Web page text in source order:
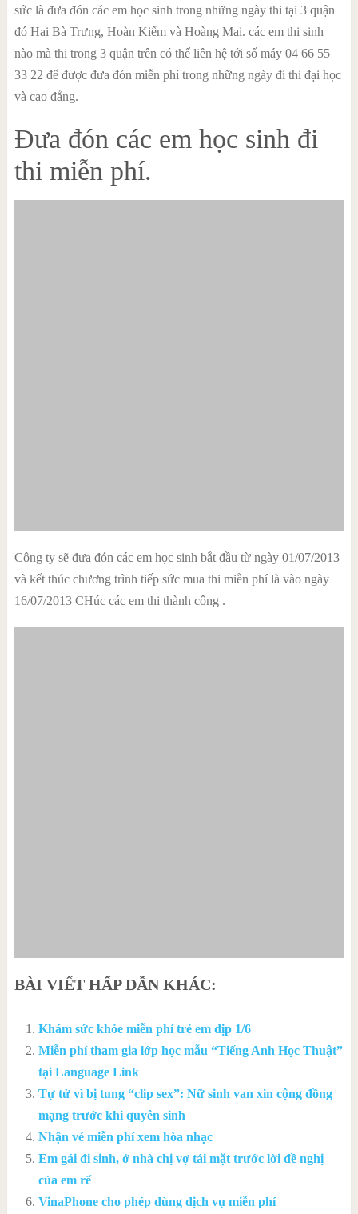
sức là đưa đón các em học sinh trong những ngày thi tại 3 quận
đó Hai Bà Trưng, Hoàn Kiếm và Hoàng Mai. các em thi sinh
nào mà thi trong 3 quận trên có thể liên hệ tới số máy 04 66 55
33 22 để được đưa đón miễn phí trong những ngày đi thi đại học
và cao đẳng.
Đưa đón các em học sinh đi
thi miễn phí.
Công ty sẽ đưa đón các em học sinh bắt đầu từ ngày 01/07/2013
và kết thúc chương trình tiếp sức mua thi miễn phí là vào ngày
16/07/2013 CHúc các em thi thành công .
BÀI VIẾT HẤP DẪN KHÁC:
Khám sức khỏe miễn phí trẻ em dịp 1/6
Miễn phí tham gia lớp học mẫu “Tiếng Anh Học Thuật”
tại Language Link
Tự tử vì bị tung “clip sex”: Nữ sinh van xin cộng đồng
mạng trước khi quyên sinh
Nhận vé miễn phí xem hòa nhạc
Em gái đi sinh, ở nhà chị vợ tái mặt trước lời đề nghị
của em rể
VinaPhone cho phép dùng dịch vụ miễn phí